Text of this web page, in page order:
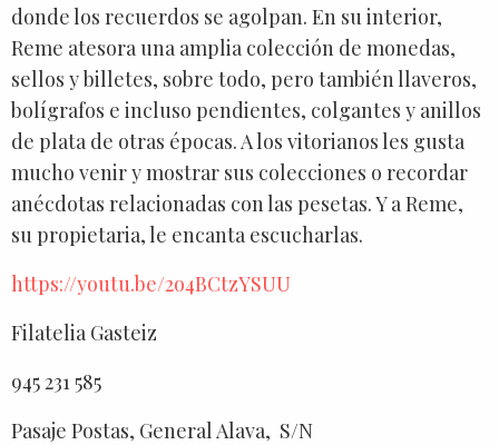
donde los recuerdos se agolpan. En su interior,
Reme atesora una amplia colección de monedas,
sellos y billetes, sobre todo, pero también llaveros,
bolígrafos e incluso pendientes, colgantes y anillos
de plata de otras épocas. A los vitorianos les gusta
mucho venir y mostrar sus colecciones o recordar
anécdotas relacionadas con las pesetas. Y a Reme,
su propietaria, le encanta escucharlas.
https://youtu.be/2o4BCtzYSUU
Filatelia Gasteiz
945 231 585
Pasaje Postas, General Alava, S/N